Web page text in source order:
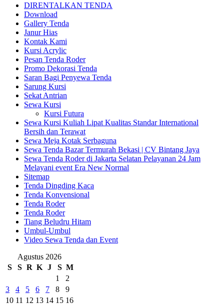
DIRENTALKAN TENDA
Download
Gallery Tenda
Janur Hias
Kontak Kami
Kursi Acrylic
Pesan Tenda Roder
Promo Dekorasi Tenda
Saran Bagi Penyewa Tenda
Sarung Kursi
Sekat Antrian
Sewa Kursi
Kursi Futura
Sewa Kursi Kuliah Lipat Kualitas Standar International
Bersih dan Terawat
Sewa Meja Kotak Serbaguna
Sewa Tenda Bazar Termurah Bekasi | CV Bintang Jaya
Sewa Tenda Roder di Jakarta Selatan Pelayanan 24 Jam
Melayani event Era New Normal
Sitemap
Tenda Dingding Kaca
Tenda Konvensional
Tenda Roder
Tenda Roder
Tiang Beludru Hitam
Umbul-Umbul
Video Sewa Tenda dan Event
Agustus 2026
S
S R K J S M
1
2
3
4 5 6 7 8
9
10 11 12 13 14 15 16